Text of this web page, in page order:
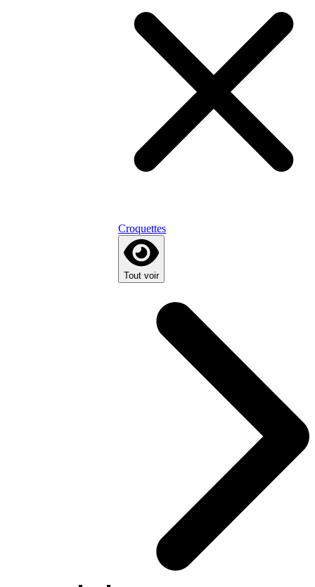
Croquettes
Tout voir